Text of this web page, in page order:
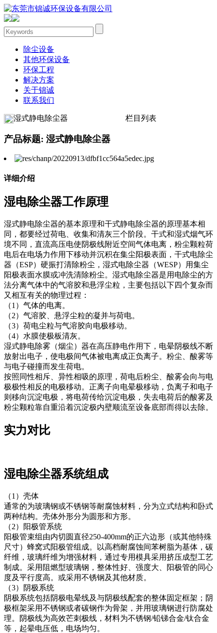
除尘设备
其他环保设备
环保工程
解决方案
关于锦诚
联系我们
湿式静电除尘器 栏目列表
产品标题: 湿式静电除尘器
详细介绍
湿电除尘器工作原理
湿式静电除尘器的基本原理和干式静电除尘器的原理基本相
同，都要经过荷电、收集和清灰三个阶段。干式和湿式烟气环
境不同，直流高压电使阴极线附近空间气体电离，粉尘颗粒荷
电后在电场力作用下移动并沉积在集尘阳极表面，干式电除尘
器（ESP）硬振打清除粉尘，湿式电除尘器（WESP）用集尘
阳极表面水膜或冲洗清除粉尘。湿式电除尘器是用电除尘的方
法分离气体中的气溶胶和悬浮尘粒，主要包括以下四个复杂而
又相互有关的物理过程：
（1）气体的电离。
（2）气溶胶、悬浮尘粒的凝并与荷电。
（3）荷电尘粒与气溶胶向电极移动。
（4）水膜使极板清灰。
湿式静电除雾（烟尘）器在高压静电作用下，电晕阴极线不断
放射出电子，使电极间气体被电离成正负离子。粉尘、酸雾等
与电子碰撞而发生荷电。
按照同性相斥、异性相吸的原理，荷电后粉尘、酸雾会向与电
极极性相反的电极移动。正离子向电晕极移动，负离子和电子
则移向沉淀电极，将电荷传给沉淀电极，失去电荷后的酸雾及
粉尘颗粒靠自重沿着沉淀极内壁顺流至设备底部而得以去除。
实力对比
湿电除尘器系统组成
（1）壳体
通常的为玻璃钢或不锈钢等耐腐蚀材料，分为立式结构和卧式
两种结构。壳体外形分为圆形和方形。
（2）阳极管系统
阳极管束组由内切圆直径250-400mm的正六边形（或其他特殊
尺寸）蜂窝式阳极管组成。以高档耐腐蚀间苯树脂为基体，碳
纤维，玻璃纤维为增强材料，通过专用模具采用挤压成型工艺
制成。采用阻燃型玻璃钢，整体性好、强度大、阳极管的同心
度及平行度高。或采用不锈钢及其他材质。
（3）阴极系统
阴极系统包括阴极电晕线及与阴极线配套的整体固定框架；阴
极框架采用不锈钢或者碳钢作为骨架，并用玻璃钢进行防腐处
理。阴极线为高效芒刺极线，材料为不锈钢/铅锑合金/钛合金
等，起晕电压低，电场均匀。